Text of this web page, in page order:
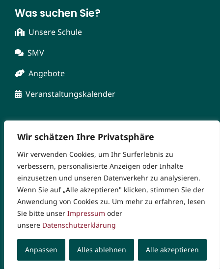
Wir schätzen Ihre Privatsphäre
Wir verwenden Cookies, um Ihr Surferlebnis zu
verbessern, personalisierte Anzeigen oder Inhalte
einzusetzen und unseren Datenverkehr zu analysieren.
Wenn Sie auf „Alle akzeptieren" klicken, stimmen Sie der
Anwendung von Cookies zu. Um mehr zu erfahren, lesen
Sie bitte unser Impressum oder
unsere Datenschutzerklärung
Anpassen Alles ablehnen Alle akzeptieren
Was suchen Sie?
Unsere Schule
SMV
Angebote
Veranstaltungskalender
© Copyright 2026 Markgrafen-Gymnasium. Alle Rechte
vorbehalten | Impressum |Datenschutzerklärung|
Rechtliche Hinweise